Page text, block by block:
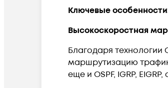
Ключевые
Высокоскоростная
Благодаря технологии
маршрутизацию
еще и OSPF, IGRP,